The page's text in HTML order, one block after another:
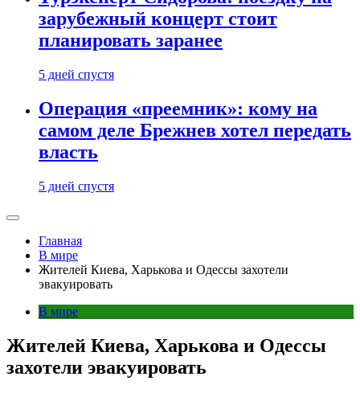
зарубежный концерт стоит
планировать заранее
5 дней спустя
Операция «преемник»: кому на
самом деле Брежнев хотел передать
власть
5 дней спустя
Главная
В мире
Жителей Киева, Харькова и Одессы захотели
эвакуировать
В мире
Жителей Киева, Харькова и Одессы
захотели эвакуировать